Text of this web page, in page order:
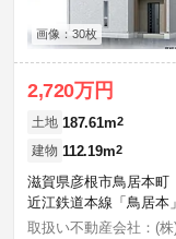
画像：30枚
2,720万円
土地 187.61m2
建物 112.19m2
滋賀県彦根市鳥居本町
近江鉄道本線「鳥居本
取扱い不動産会社：(株